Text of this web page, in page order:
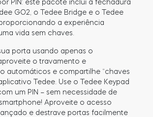
Comprar agora
PIN: este pacote inclui a fechadura
GO2, o Tedee Bridge e o Tedee
proporcionando a experiência
vida sem chaves.
porta usando apenas o
o travamento e
automáticos e compartilhe “chaves
Tedee. Use o Tedee Keypad
um PIN – sem necessidade de
Aproveite o acesso
e destrave portas facilmente